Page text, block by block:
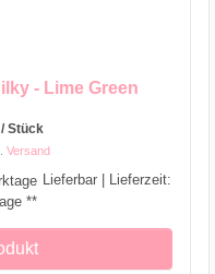
- Lime Green
/ Stück
Versand
Lieferbar | Lieferzeit:
**